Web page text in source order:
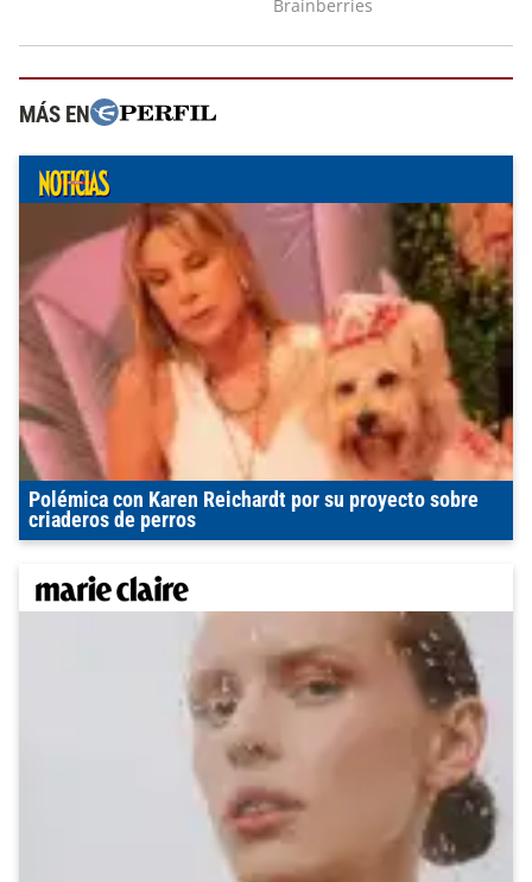
MÁS EN
Polémica con Karen Reichardt por su proyecto sobre
criaderos de perros